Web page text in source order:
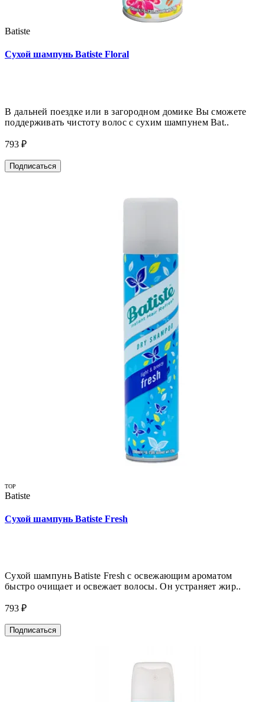
Batiste
Сухой шампунь Batiste Floral
В дальней поездке или в загородном домике Вы сможете
поддерживать чистоту волос с сухим шампунем Bat..
793 ₽
Подписаться
TOP
Batiste
Сухой шампунь Batiste Fresh
Сухой шампунь Batiste Fresh с освежающим ароматом
быстро очищает и освежает волосы. Он устраняет жир..
793 ₽
Подписаться